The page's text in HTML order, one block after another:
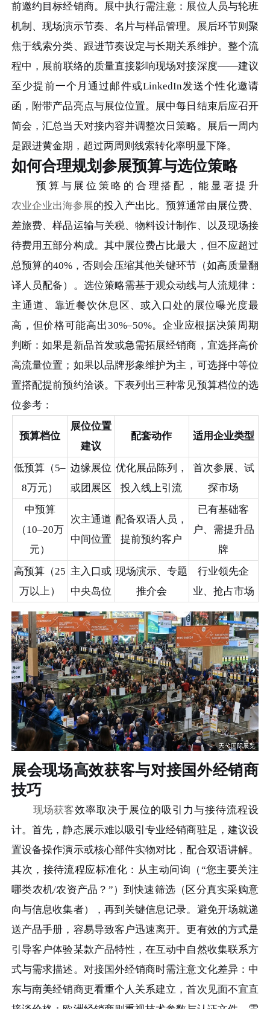
前邀约目标经销商。展中执行需注意：展位人员与轮班
机制、现场演示节奏、名片与样品管理。展后环节则聚
焦于线索分类、跟进节奏设定与长期关系维护。整个流
程中，展前联络的质量直接影响现场对接深度——建议
至少提前一个月通过邮件或LinkedIn发送个性化邀请
函，附带产品亮点与展位位置。展中每日结束后应召开
简会，汇总当天对接内容并调整次日策略。展后一周内
是跟进黄金期，超过两周则线索转化率明显下降。
如何合理规划参展预算与选位策略
预算与展位策略的合理搭配，能显著提升
农业企业出海参展的投入产出比。预算通常由展位费、
差旅费、样品运输与关税、物料设计制作、以及现场接
待费用五部分构成。其中展位费占比最大，但不应超过
总预算的40%，否则会压缩其他关键环节（如高质量翻
译人员配备）。选位策略需基于观众动线与人流规律：
主通道、靠近餐饮休息区、或入口处的展位曝光度最
高，但价格可能高出30%–50%。企业应根据决策周期
判断：如果是新品首发或急需拓展经销商，宜选择高价
高流量位置；如果以品牌形象维护为主，可选择中等位
置搭配提前预约洽谈。下表列出三种常见预算档位的选
位参考：
预算档位
展位位置
建议
配套动作 适用企业类型
低预算（5–
8万元）
边缘展位
或团展区
优化展品陈列，
投入线上引流
首次参展、试
探市场
中预算
（10–20万
元）
次主通道
中间位置
配备双语人员，
提前预约客户
已有基础客
户、需提升品
牌
高预算（25
万以上）
主入口或
中央岛位
现场演示、专题
推介会
行业领先企
业、抢占市场
展会现场高效获客与对接国外经销商
技巧
现场获客效率取决于展位的吸引力与接待流程设
计。首先，静态展示难以吸引专业经销商驻足，建议设
置设备操作演示或核心部件实物对比，配合双语讲解。
其次，接待流程应标准化：从主动问询（“您主要关注
哪类农机/农资产品？”）到快速筛选（区分真实采购意
向与信息收集者），再到关键信息记录。避免开场就递
送产品手册，容易导致客户迅速离开。更有效的方式是
引导客户体验某款产品特性，在互动中自然收集联系方
式与需求描述。对接国外经销商时需注意文化差异：中
东与南美经销商更看重个人关系建立，首次见面不宜直